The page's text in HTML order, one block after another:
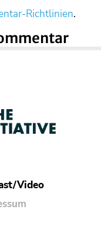
Richtlinien.
Video